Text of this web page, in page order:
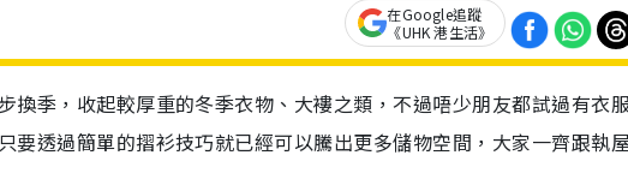
在Google追蹤
《UHK 港生活》
換季，收起較厚重的冬季衣物、大褸之類，不過唔少朋友都試過有衣
要透過簡單的摺衫技巧就已經可以騰出更多儲物空間，大家一齊跟執